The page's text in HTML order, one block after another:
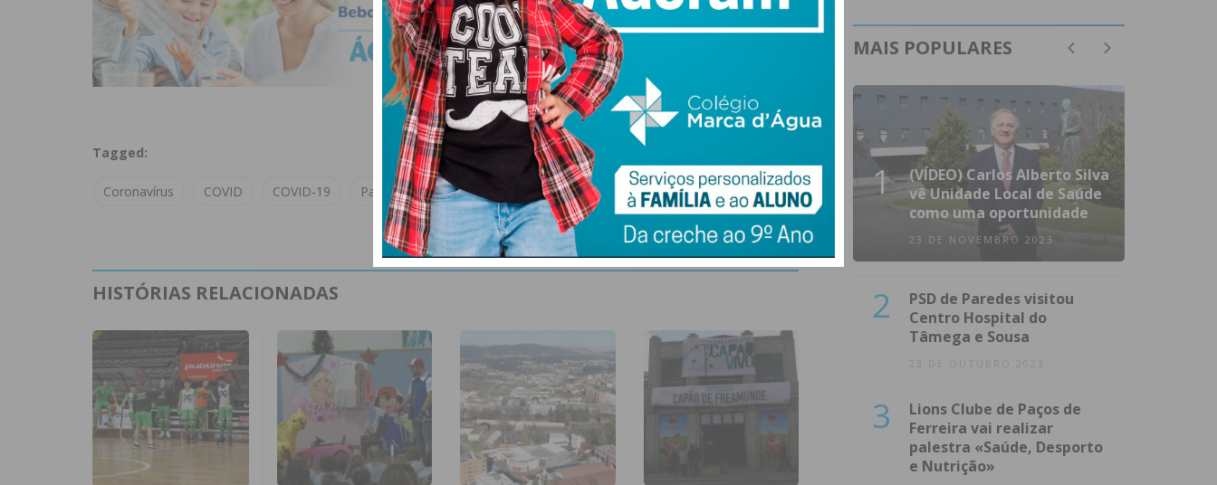
Tagged:
Coronavírus COVID COVID-19 Paços de Ferreira Solidariedade
HISTÓRIAS RELACIONADAS
MAIS POPULARES
1
(VÍDEO) Carlos Alberto Silva
vê Unidade Local de Saúde
como uma oportunidade
23 DE NOVEMBRO 2023
2
PSD de Paredes visitou
Centro Hospital do
Tâmega e Sousa
23 DE OUTUBRO 2023
3
Lions Clube de Paços de
Ferreira vai realizar
palestra «Saúde, Desporto
e Nutrição»